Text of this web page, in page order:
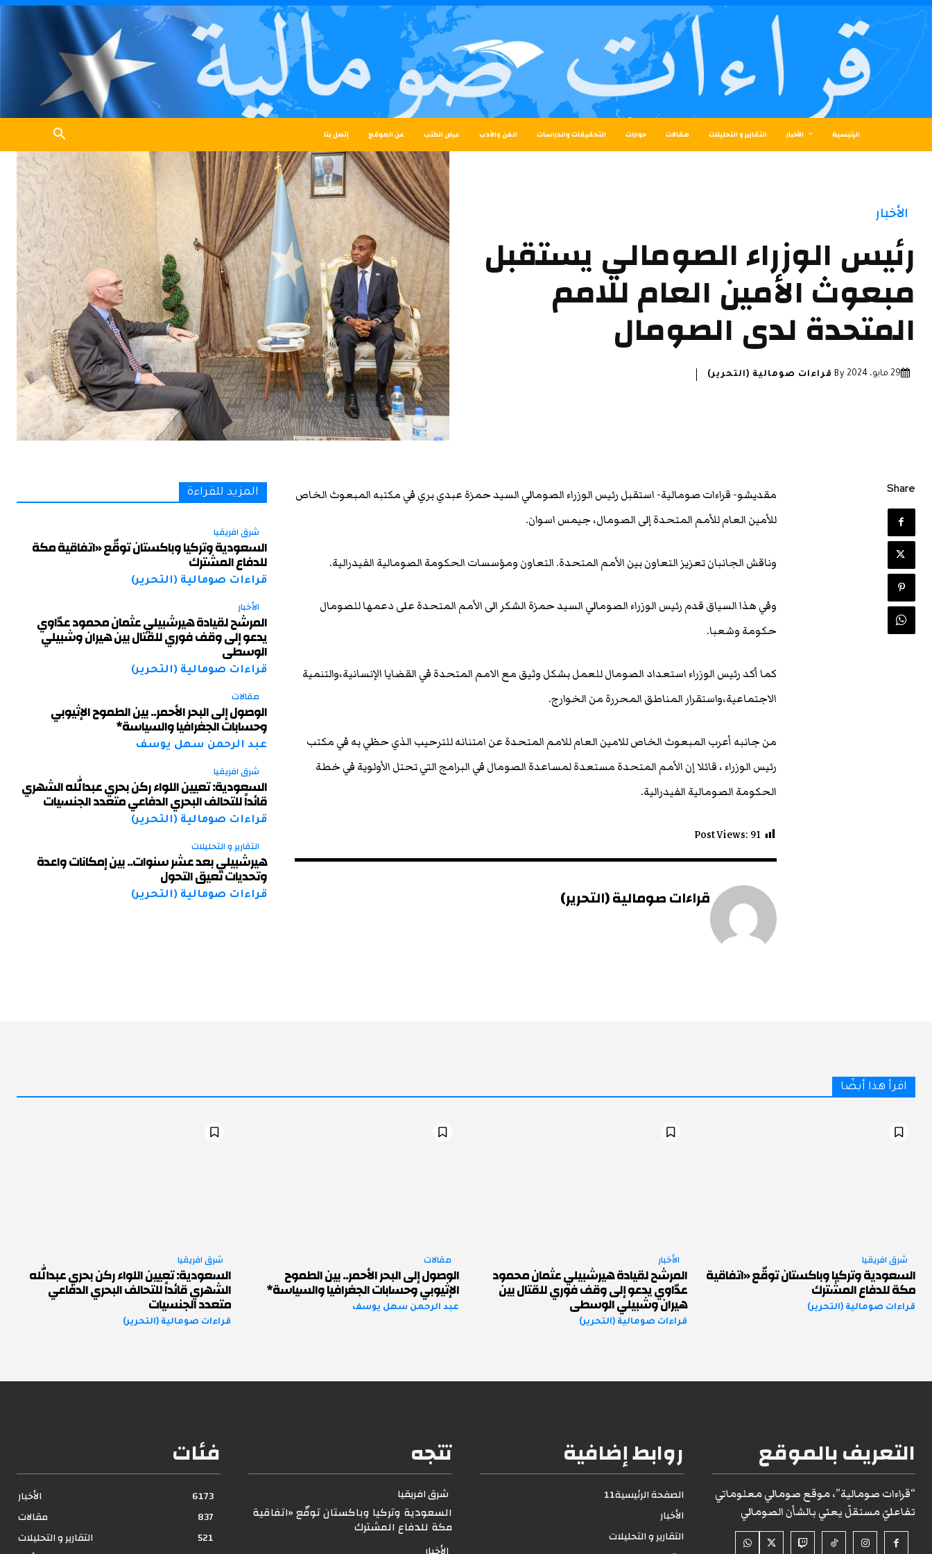
الرئيسية الأخبار التقارير و التحليلات مقالات حوارات التحقيقات والدراسات الفن والأدب عرض الكتب عن الموقع إتصل بنا
الأخبار
رئيس الوزراء الصومالي يستقبل
مبعوث الأمين العام للامم
المتحدة لدى الصومال
29 مايو، 2024 By قراءات صومالية (التحرير)
المزيد للقراءة
شرق افريقيا
السعودية وتركيا وباكستان توقّع «اتفاقية مكة
للدفاع المشترك
قراءات صومالية (التحرير)
الأخبار
المرشح لقيادة هيرشبيلي عثمان محمود عدّاوي
يدعو إلى وقف فوري للقتال بين هيران وشبيلي
الوسطى
قراءات صومالية (التحرير)
مقالات
الوصول إلى البحر الأحمر.. بين الطموح الإثيوبي
وحسابات الجغرافيا والسياسة*
عبد الرحمن سهل يوسف
شرق افريقيا
السعودية: تعيين اللواء ركن بحري عبدالله الشهري
قائداً للتحالف البحري الدفاعي متعدد الجنسيات
قراءات صومالية (التحرير)
التقارير و التحليلات
هيرشبيلي بعد عشر سنوات.. بين إمكانات واعدة
وتحديات تعيق التحول
قراءات صومالية (التحرير)
مقديشو- قراءات صومالية- استقبل رئيس الوزراء الصومالي السيد حمزة عبدي بري في مكتبه المبعوث الخاص
للأمين العام للأمم المتحدة إلى الصومال، جيمس اسوان.
وناقش الجانبان تعزيز التعاون بين الأمم المتحدة. التعاون ومؤسسات الحكومة الصومالية الفيدرالية.
وفي هذا السياق قدم رئيس الوزراء الصومالي السيد حمزة الشكر الى الأمم المتحدة على دعمها للصومال
حكومة وشعبا.
كما أكد رئيس الوزراء استعداد الصومال للعمل بشكل وثيق مع الامم المتحدة في القضايا الإنسانية،والتنمية
الاجتماعية،واستقرار المناطق المحررة من الخوارج.
من جانبه أعرب المبعوث الخاص للامين العام للامم المتحدة عن امتنانه للترحيب الذي حظي به في مكتب
رئيس الوزراء ، قائلا إن الأمم المتحدة مستعدة لمساعدة الصومال في البرامج التي تحتل الأولوية في خطة
الحكومة الصومالية الفيدرالية.
Post Views: 91
قراءات صومالية (التحرير)
Share
اقرأ هذا أيضًا
شرق افريقيا
السعودية وتركيا وباكستان توقّع «اتفاقية
مكة للدفاع المشترك
قراءات صومالية (التحرير)
الأخبار
المرشح لقيادة هيرشبيلي عثمان محمود
عدّاوي يدعو إلى وقف فوري للقتال بين
هيران وشبيلي الوسطى
قراءات صومالية (التحرير)
مقالات
الوصول إلى البحر الأحمر.. بين الطموح
الإثيوبي وحسابات الجغرافيا والسياسة*
عبد الرحمن سهل يوسف
شرق افريقيا
السعودية: تعيين اللواء ركن بحري عبدالله
الشهري قائداً للتحالف البحري الدفاعي
متعدد الجنسيات
قراءات صومالية (التحرير)
فئات
الأخبار
6173
مقالات
837
التقارير و التحليلات
521
تتجه
شرق افريقيا
السعودية وتركيا وباكستان توقّع «اتفاقية
مكة للدفاع المشترك
روابط إضافية
الصفحة الرئيسية11
الأخبار
التقارير و التحليلات
التعريف بالموقع
“قراءات صومالية”، موقع صومالي معلوماتي
تفاعليّ مستقلّ يعني بالشأن الصومالي